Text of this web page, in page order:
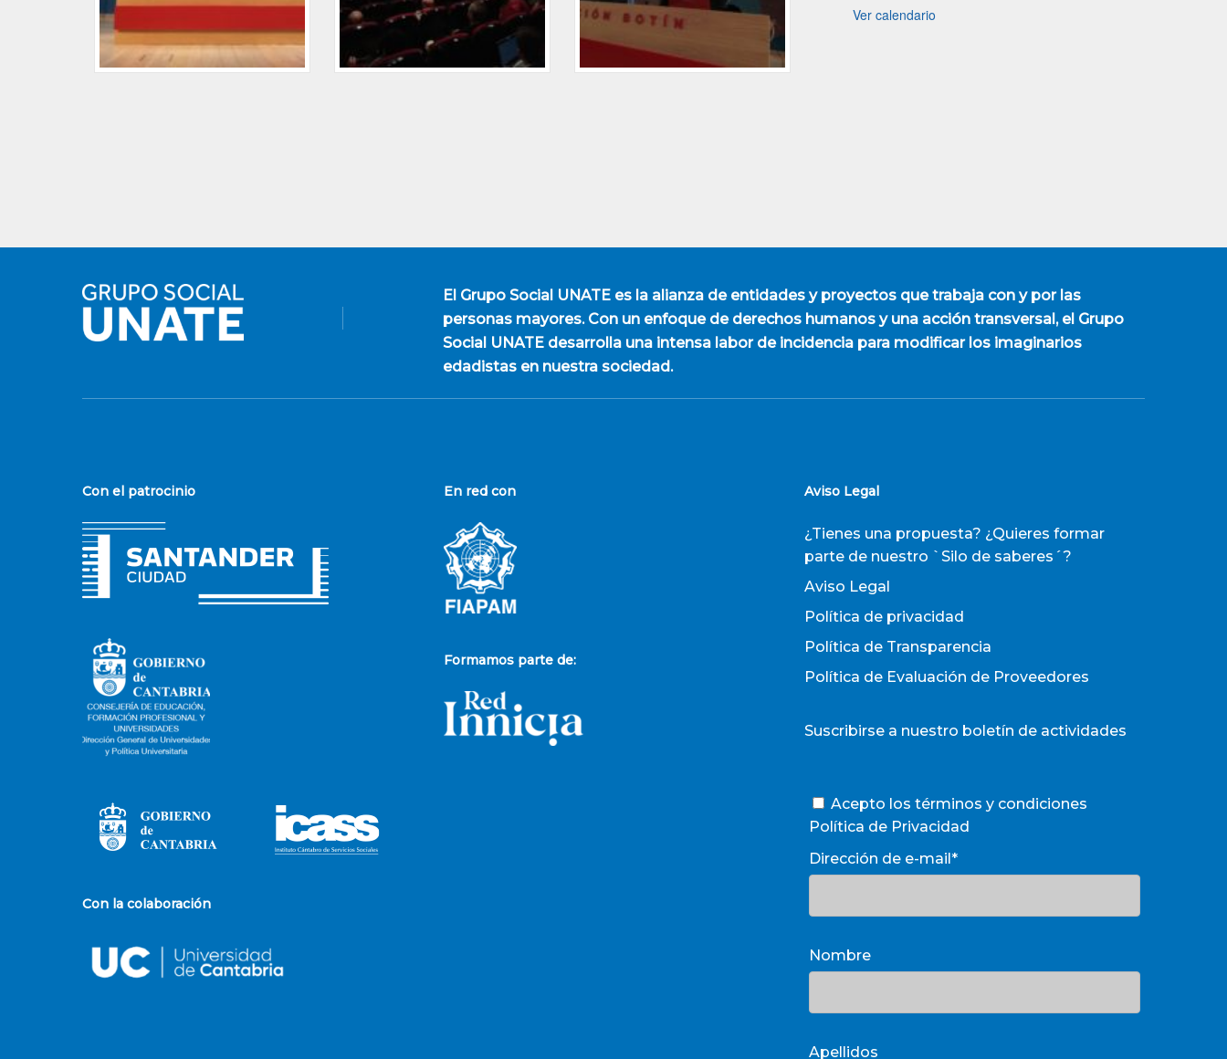
Ver calendario
El Grupo Social UNATEes la alianza de entidades y proyectos que trabaja con y por las
personas mayores. Con un enfoque de derechos humanos y una acción transversal, el Grupo
Social UNATE desarrolla una intensa labor de incidencia para modificar los imaginarios
edadistas en nuestra sociedad.
Con el patrocinio
Con la colaboración
En red con
Formamos parte de:
Aviso Legal
¿Tienes una propuesta? ¿Quieres formar
parte de nuestro `Silo de saberes´?
Aviso Legal
Política de privacidad
Política de Transparencia
Política de Evaluación de Proveedores
Suscribirse a nuestro boletín de actividades
Acepto los términos y condiciones
Política de Privacidad
Dirección de e-mail*
Nombre
Apellidos